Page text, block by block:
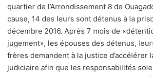
quartier de l’Arrondissement 8 de
cause, 14 des leurs sont détenus à la
décembre 2016. Après 7 mois de
jugement», les épouses des détenus,
frères demandent à la justice d’accélérer
judiciaire afin que les responsabilités